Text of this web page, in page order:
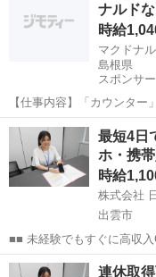
ナルド
時給
マクドナ
島根県
スポンサ
【仕事内容】「カウンタ
教えてください カウンタ
ク作り ・ソフトクリーム
ンターでの注文受付から。
アルバイト・パート
最短4日
ホ・携
時給
株式会社
出雲市
■■ 未経験でもすぐに高収
なので、すぐに高収入!! 社
島根 出雲市 店長
連休取